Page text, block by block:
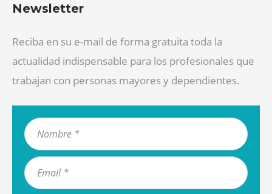
Newsletter
Reciba en su e-mail de forma gratuita toda la
actualidad indispensable para los profesionales que
trabajan con personas mayores y dependientes.